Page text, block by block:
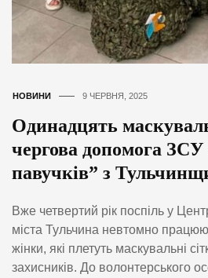
НОВИНИ 9 ЧЕРВНЯ, 2025
Одинадцять
чергова допомога ЗСУ
павучків” з
Вже четвертий рік поспіль у
міста Тульчина невтомно
жінки, які плетуть маскувальні
захисників. До волонтерського